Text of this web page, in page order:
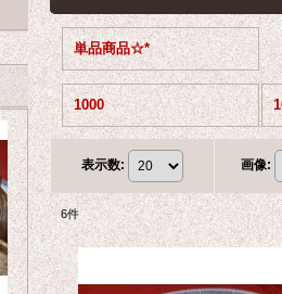
単品商品☆*
1000
表示数: 画像:
6件